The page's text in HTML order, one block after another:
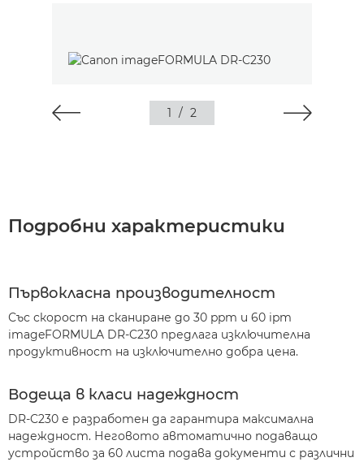
1 / 2
Подробни характеристики
Първокласна производителност
Със скорост на сканиране до 30 ppm и 60 ipm
imageFORMULA DR-C230 предлага изключителна
продуктивност на изключително добра цена.
Водеща в класи надеждност
DR-C230 е разработен да гарантира максимална
надеждност. Неговото автоматично подаващо
устройство за 60 листа подава документи с различни